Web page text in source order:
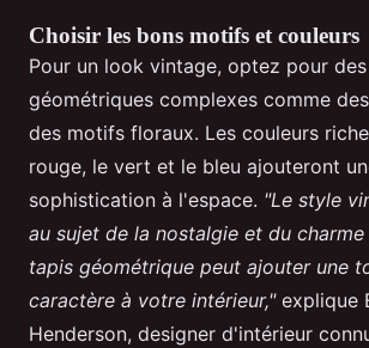
Choisir les bons motifs et couleurs
Pour un look vintage, optez pour
géométriques complexes comme
des motifs floraux. Les couleurs
rouge, le vert et le bleu ajouteront
sophistication à l'espace. "Le style
au sujet de la nostalgie et du
tapis géométrique peut ajouter une
caractère à votre intérieur,"explique
Henderson, designer d'intérieur